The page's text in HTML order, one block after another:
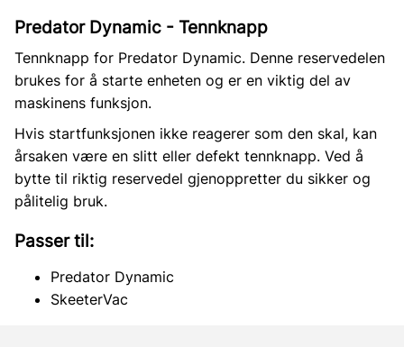
Predator Dynamic - Tennknapp
Tennknapp for Predator Dynamic. Denne reservedelen
brukes for å starte enheten og er en viktig del av
maskinens funksjon.
Hvis startfunksjonen ikke reagerer som den skal, kan
årsaken være en slitt eller defekt tennknapp. Ved å
bytte til riktig reservedel gjenoppretter du sikker og
pålitelig bruk.
Passer til:
Predator Dynamic
SkeeterVac